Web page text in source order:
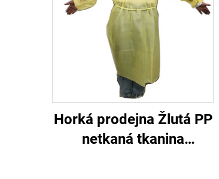
Horká prodejna Žlutá PP
netkaná tkanina